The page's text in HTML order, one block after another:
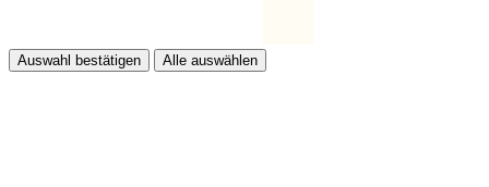
Auswahl bestätigen Alle auswählen